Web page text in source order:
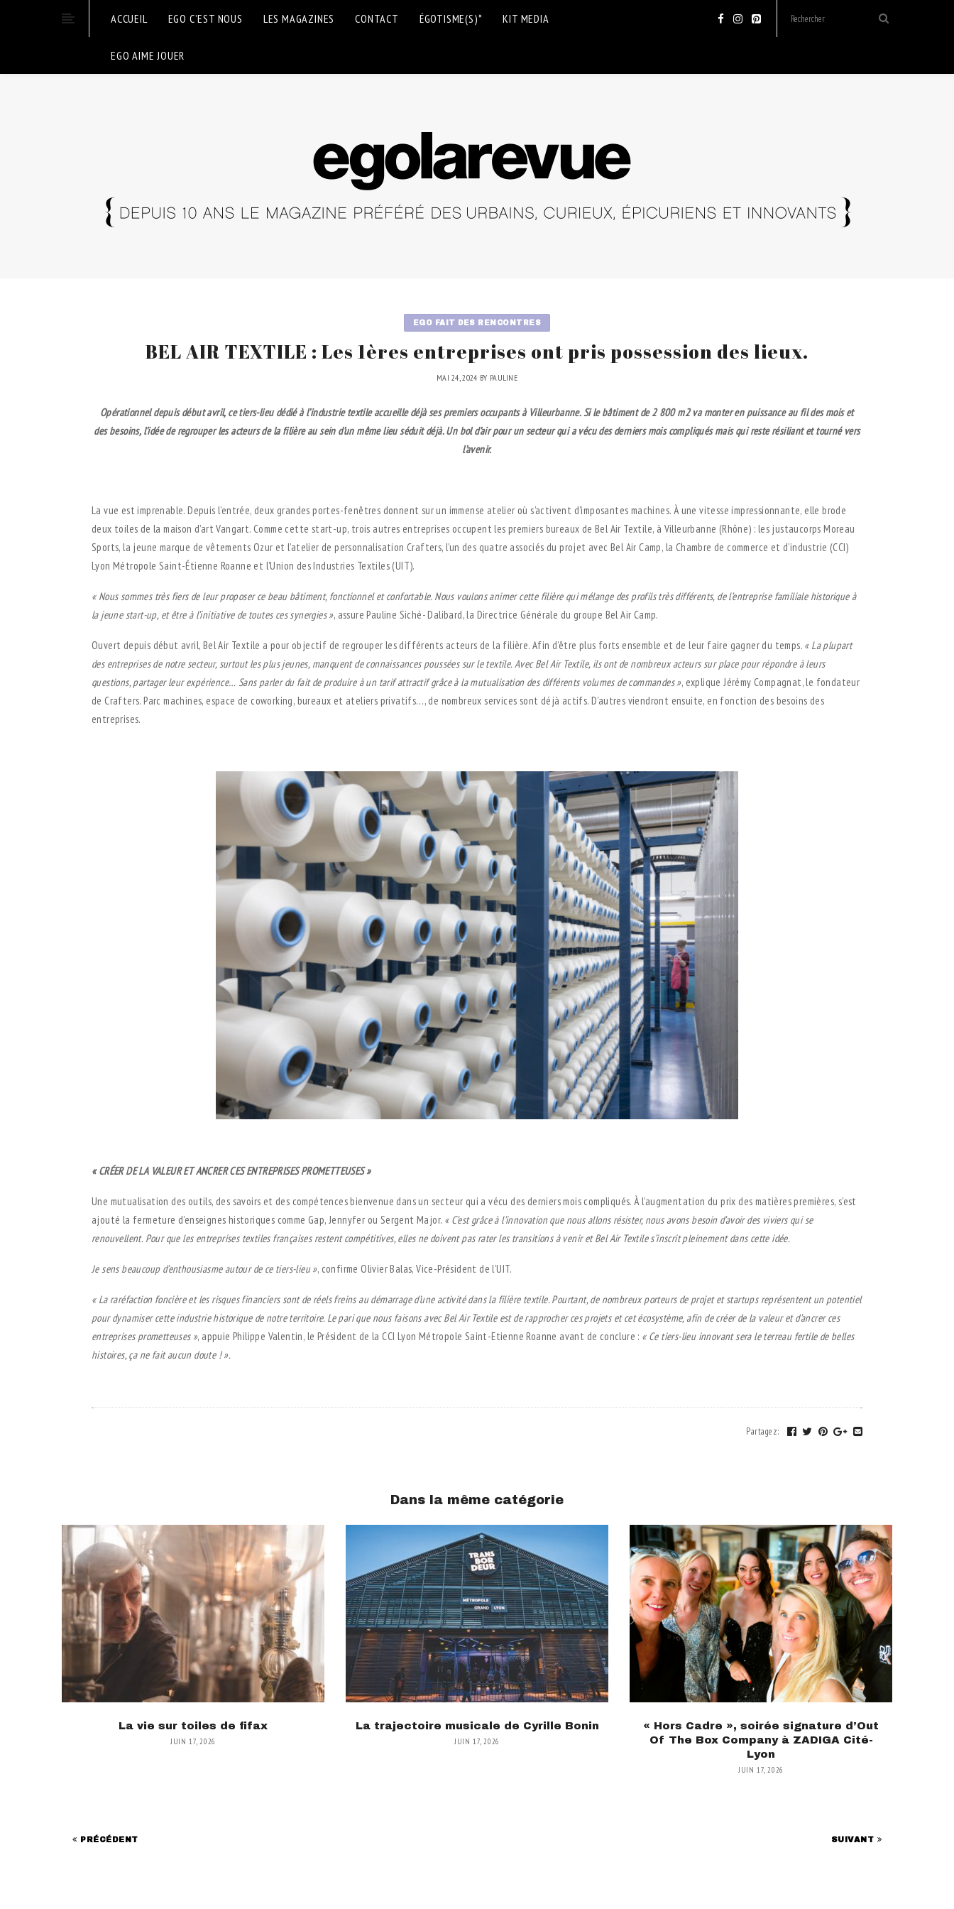
ACCUEIL EGO C’EST NOUS LES MAGAZINES CONTACT ÉGOTISME(S)* KIT MEDIA
EGO AIME JOUER
EGO FAIT DES RENCONTRES
BEL AIR TEXTILE : Les 1ères entreprises ont pris possession des lieux.
MAI 24, 2024 BY PAULINE
Opérationnel depuis début avril, ce tiers-lieu dédié à l’industrie textile accueille déjà ses premiersoccupants à Villeurbanne. Si le bâtiment de 2 800 m2va monter en puissance au fil des mois et
desbesoins, l’idée de regrouper les acteurs de la filière au sein d’un même lieu séduit déjà. Un bol d’air pourun secteur qui a vécu des derniers mois compliqués mais qui reste résiliant et tourné vers
l’avenir.
La vue est imprenable. Depuis l’entrée, deux grandes portes-fenêtres donnent sur un immense atelier où s’activent d’imposantes machines. À une vitesse impressionnante, elle brode
deux toiles de la maison d’art Vangart. Comme cette start-up, trois autres entreprises occupent les premiers bureaux de Bel Air Textile, à Villeurbanne (Rhône) : les justaucorps Moreau
Sports, la jeune marque de vêtements Ozur et l’atelier de personnalisation Crafters, l’un des quatre associés du projet avec Bel Air Camp, la Chambre de commerce et d’industrie (CCI)
Lyon Métropole Saint-Étienne Roanne et l’Union des Industries Textiles (UIT).
« Nous sommes très fiers de leurproposer ce beau bâtiment, fonctionnel etconfortable. Nous voulons animer cette filière quimélange des profils très différents, de l’entreprise familiale historique à
la jeune start-up, et être à l’initiative de toutes ces synergies », assure Pauline Siché- Dalibard, la Directrice Générale du groupe Bel Air Camp.
Ouvert depuis début avril, Bel Air Textile a pour objectif de regrouper les différents acteurs de la filière. Afin d’être plus forts ensemble et de leur faire gagner du temps. « La plupart
des entreprises de notre secteur, surtout lesplus jeunes, manquent de connaissances poussées sur le textile. Avec Bel Air Textile, ils ont de nombreux acteurs sur place pour répondre à leurs
questions, partager leur expérience… Sans parler du fait de produire à un tarifattractif grâce à la mutualisation des différents volumes de commandes », explique Jérémy Compagnat, le fondateur
de Crafters. Parc machines, espace de coworking, bureaux et ateliers privatifs…, de nombreux services sont déjà actifs. D’autres viendront ensuite, en fonction des besoins des
entreprises.
« CRÉER DE LA VALEUR ET ANCRER CES ENTREPRISES PROMETTEUSES »
Une mutualisation des outils, des savoirs et des compétences bienvenue dans un secteur qui a vécu des derniers mois compliqués. À l’augmentation du prix des matières premières, s’est
ajouté la fermeture d’enseignes historiques comme Gap, Jennyfer ou Sergent Major. « C’est grâce à l’innovation que nous allons résister, nous avons besoin d’avoir des viviers qui se
renouvellent. Pour que les entreprises textiles françaises restentcompétitives, elles ne doivent pas rater les transitions à venir et Bel Air Textile s’inscrit pleinement dans cette idée.
Je sens beaucoup d’enthousiasme autour de ce tiers-lieu », confirme Olivier Balas, Vice-Président de l’UIT.
« La raréfaction foncière et les risques financiers sont de réels freins au démarrage d’une activité dans la filière textile. Pourtant, de nombreux porteurs de projet et startups représentent un potentiel
pour dynamiser cetteindustrie historique de notre territoire. Le pari que nous faisons avec Bel Air Textile est de rapprocher ces projets et cet écosystème, afin de créer de la valeur et d’ancrer ces
entreprises prometteuses », appuie Philippe Valentin, le Président de la CCI Lyon Métropole Saint-Etienne Roanne avant de conclure : « Ce tiers-lieu innovant sera leterreau fertile de belles
histoires, ça ne fait aucun doute ! ».
Partagez:
Dans la même catégorie
La vie sur toiles de fifax
JUIN 17, 2026
La trajectoire musicale de Cyrille Bonin
JUIN 17, 2026
« Hors Cadre », soirée signature d’Out
Of The Box Company à ZADIGA Cité-
Lyon
JUIN 17, 2026
PRÉCÉDENT SUIVANT